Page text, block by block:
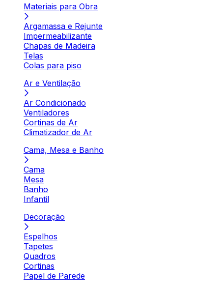
Materiais para Obra
Argamassa e Rejunte
Impermeabilizante
Chapas de Madeira
Telas
Colas para piso
Ar e Ventilação
Ar Condicionado
Ventiladores
Cortinas de Ar
Climatizador de Ar
Cama, Mesa e Banho
Cama
Mesa
Banho
Infantil
Decoração
Espelhos
Tapetes
Quadros
Cortinas
Papel de Parede